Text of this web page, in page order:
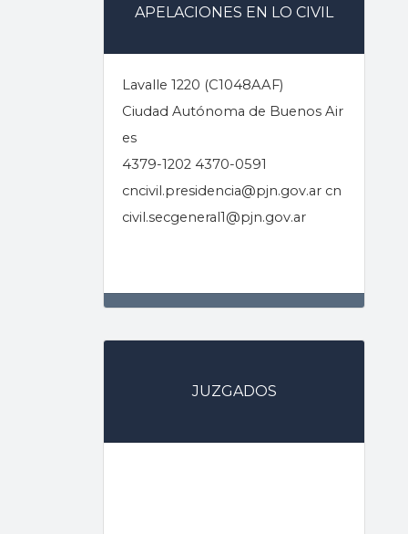
APELACIONES EN LO CIVIL
Lavalle 1220 (C1048AAF)
Ciudad Autónoma de Buenos Air
es
4379-1202 4370-0591
cncivil.presidencia@pjn.gov.ar cn
civil.secgeneral1@pjn.gov.ar
JUZGADOS